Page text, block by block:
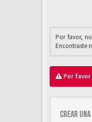
Por favor,
Encontraste
Por
Crear